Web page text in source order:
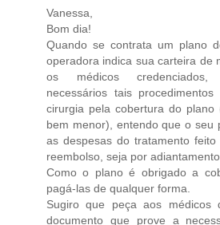
Vanessa,
Bom dia!
Quando se contrata um plano
operadora indica sua carteira de
os médicos credenciados,
necessários tais
cirurgia pela cobertura do plano
bem menor), entendo que o seu
as despesas do tratamento
reembolso, seja por
Como o plano é obrigado a
pagá-las de qualquer forma.
Sugiro que peça aos médicos
documento que prove a